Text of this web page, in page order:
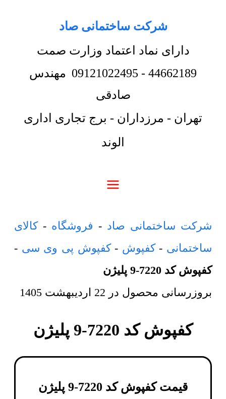
شرکت ساختمانی صاد
دارای نماد اعتماد وزارت صمت
44662189
-
09121022495 مهندس
صادقی
تهران - مرزداران - برج تجاری اداری
الوند
شرکت ساختمانی صاد - فروشگاه -کالای
ساختمانی -کفپوش -کفپوش پی وی سی -
کفپوش کد 7220-9 پلیژن
بروزرسانی محصول در 22 اردیبهشت 1405
کفپوش کد 7220-9 پلیژن
قیمت کفپوش کد 7220-9 پلیژن